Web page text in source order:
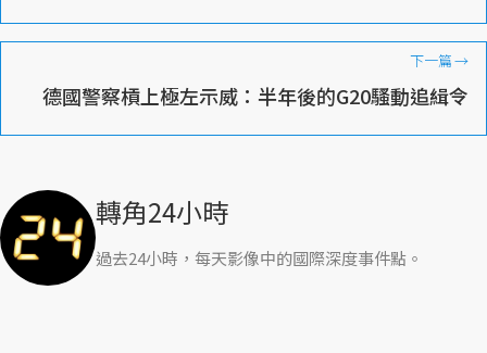
下一篇→
德國警察槓上極左示威：半年後的G20騷動追緝令
轉角24小時
過去24小時，每天影像中的國際深度事件點。